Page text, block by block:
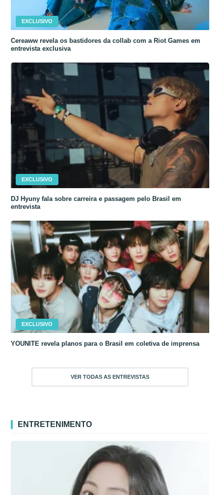
EXCLUSIVO
Cereaww revela os bastidores da collab com a Riot Games em
entrevista exclusiva
EXCLUSIVO
DJ Hyuny fala sobre carreira e passagem pelo Brasil em
entrevista
EXCLUSIVO
YOUNITE revela planos para o Brasil em coletiva de imprensa
VER TODAS AS ENTREVISTAS
ENTRETENIMENTO